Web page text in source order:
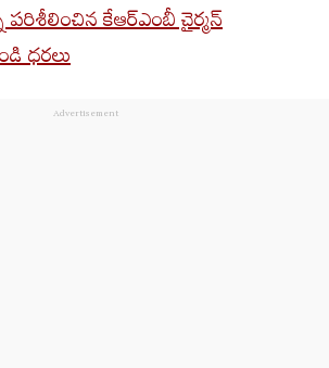
కేఆర్ఎంబీ చైర్మన్
ధరలు